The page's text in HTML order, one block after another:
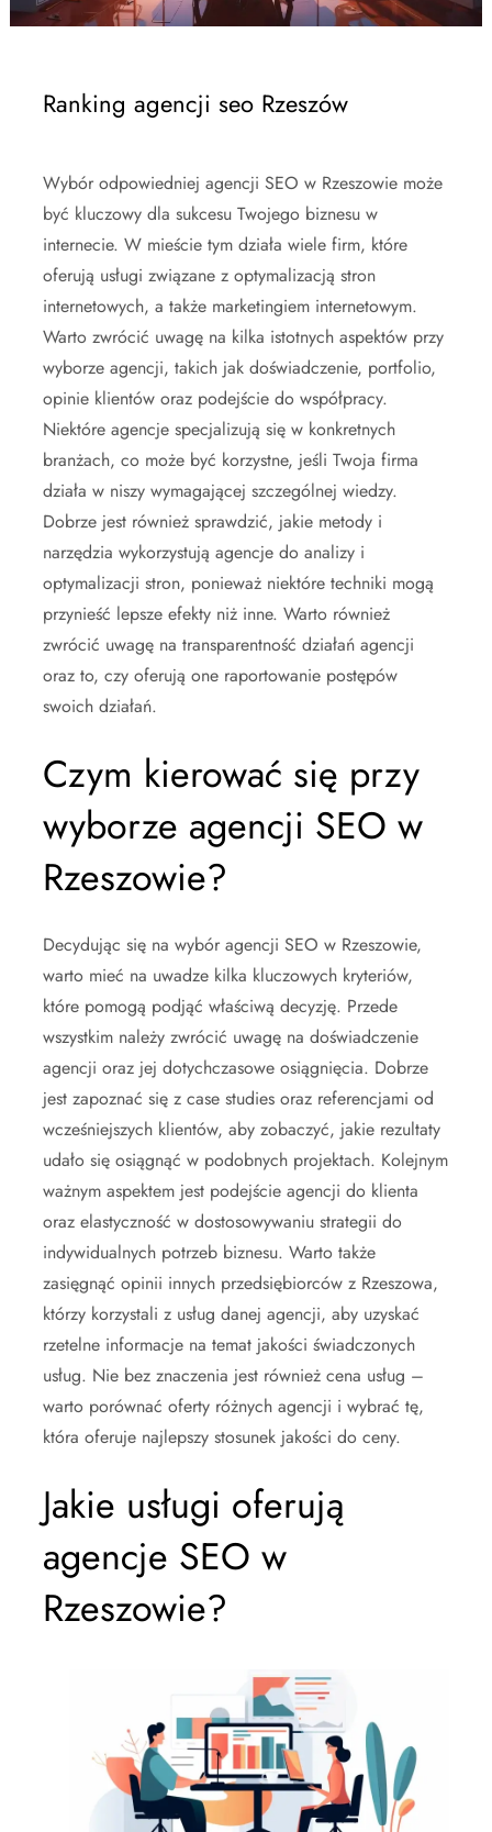
Ranking agencji seo Rzeszów
Wybór odpowiedniej agencji SEO w Rzeszowie może
być kluczowy dla sukcesu Twojego biznesu w
internecie. W mieście tym działa wiele firm, które
oferują usługi związane z optymalizacją stron
internetowych, a także marketingiem internetowym.
Warto zwrócić uwagę na kilka istotnych aspektów przy
wyborze agencji, takich jak doświadczenie, portfolio,
opinie klientów oraz podejście do współpracy.
Niektóre agencje specjalizują się w konkretnych
branżach, co może być korzystne, jeśli Twoja firma
działa w niszy wymagającej szczególnej wiedzy.
Dobrze jest również sprawdzić, jakie metody i
narzędzia wykorzystują agencje do analizy i
optymalizacji stron, ponieważ niektóre techniki mogą
przynieść lepsze efekty niż inne. Warto również
zwrócić uwagę na transparentność działań agencji
oraz to, czy oferują one raportowanie postępów
swoich działań.
Czym kierować się przy
wyborze agencji SEO w
Rzeszowie?
Decydując się na wybór agencji SEO w Rzeszowie,
warto mieć na uwadze kilka kluczowych kryteriów,
które pomogą podjąć właściwą decyzję. Przede
wszystkim należy zwrócić uwagę na doświadczenie
agencji oraz jej dotychczasowe osiągnięcia. Dobrze
jest zapoznać się z case studies oraz referencjami od
wcześniejszych klientów, aby zobaczyć, jakie rezultaty
udało się osiągnąć w podobnych projektach. Kolejnym
ważnym aspektem jest podejście agencji do klienta
oraz elastyczność w dostosowywaniu strategii do
indywidualnych potrzeb biznesu. Warto także
zasięgnąć opinii innych przedsiębiorców z Rzeszowa,
którzy korzystali z usług danej agencji, aby uzyskać
rzetelne informacje na temat jakości świadczonych
usług. Nie bez znaczenia jest również cena usług –
warto porównać oferty różnych agencji i wybrać tę,
która oferuje najlepszy stosunek jakości do ceny.
Jakie usługi oferują
agencje SEO w
Rzeszowie?